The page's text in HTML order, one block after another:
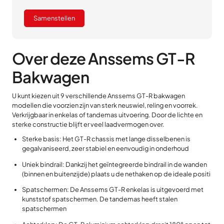
Samenstellen
Over deze Anssems GT-R
Bakwagen
U kunt kiezen uit 9 verschillende Anssems GT-R bakwagen
modellen die voorzien zijn van sterk neuswiel, reling en voorrek.
Verkrijgbaar in enkelas of tandemas uitvoering. Door de lichte en
sterke constructie blijft er veel laadvermogen over.
Sterke basis: Het GT-R chassis met lange disselbenen is
gegalvaniseerd, zeer stabiel en eenvoudig in onderhoud
Uniek bindrail: Dankzij het geïntegreerde bindrail in de wanden
(binnen en buitenzijde) plaats u de nethaken op de ideale positi
Spatschermen: De Anssems GT-R enkelas is uitgevoerd met
kunststof spatschermen. De tandemas heeft stalen
spatschermen